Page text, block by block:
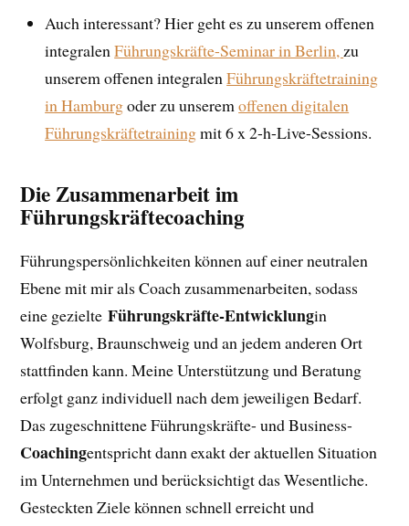
Auch interessant? Hier geht es zu unserem offenen
integralenFührungskräfte-Seminar in Berlin,zu
unserem offenen integralenFührungskräftetraining
in Hamburgoder zu unseremoffenen digitalen
Führungskräftetrainingmit 6 x 2-h-Live-Sessions.
Die Zusammenarbeit im
Führungskräftecoaching
Führungspersönlichkeiten können auf einer neutralen
Ebene mit mir als Coach zusammenarbeiten, sodass
eine gezielteFührungskräfte-Entwicklungin
Wolfsburg, Braunschweig und an jedem anderen Ort
stattfinden kann. Meine Unterstützung und Beratung
erfolgt ganz individuell nach dem jeweiligen Bedarf.
Das zugeschnittene Führungskräfte- und Business-
Coachingentspricht dann exakt der aktuellen Situation
im Unternehmen und berücksichtigt das Wesentliche.
Gesteckten Ziele können schnell erreicht und